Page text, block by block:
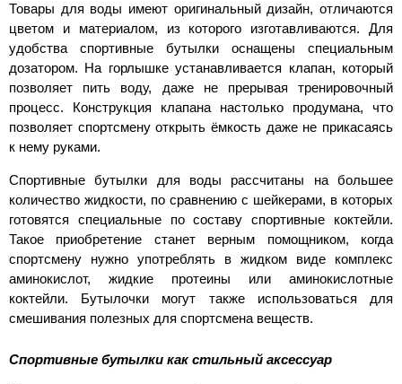
Товары для воды имеют оригинальный дизайн, отличаются
цветом и материалом, из которого изготавливаются. Для
удобства спортивные бутылки оснащены специальным
дозатором. На горлышке устанавливается клапан, который
позволяет пить воду, даже не прерывая тренировочный
процесс. Конструкция клапана настолько продумана, что
позволяет спортсмену открыть ёмкость даже не прикасаясь
к нему руками.
Спортивные бутылки для воды рассчитаны на большее
количество жидкости, по сравнению с шейкерами, в которых
готовятся специальные по составу спортивные коктейли.
Такое приобретение станет верным помощником, когда
спортсмену нужно употреблять в жидком виде комплекс
аминокислот, жидкие протеины или аминокислотные
коктейли. Бутылочки могут также использоваться для
смешивания полезных для спортсмена веществ.
Спортивные бутылки как стильный аксессуар